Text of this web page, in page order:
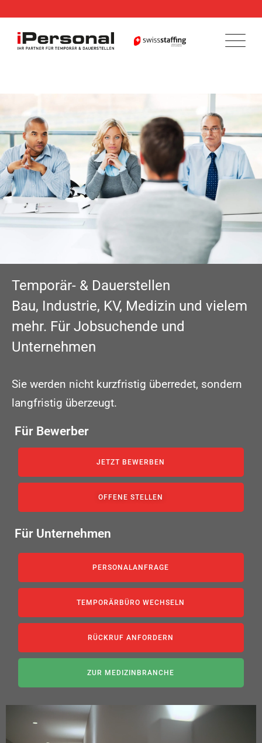
Temporär- & Dauerstellen
Bau, Industrie, KV, Medizin und vielem
mehr. Für Jobsuchende und
Unternehmen
Sie werden nicht kurzfristig überredet, sondern
langfristig überzeugt.
Für Bewerber
JETZT BEWERBEN
OFFENE STELLEN
Für Unternehmen
PERSONALANFRAGE
TEMPORÄRBÜRO WECHSELN
RÜCKRUF ANFORDERN
ZUR MEDIZINBRANCHE